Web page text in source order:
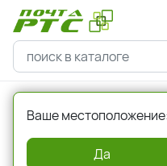
Главная Кондитерские
Артикул a001225
Ваше
Да